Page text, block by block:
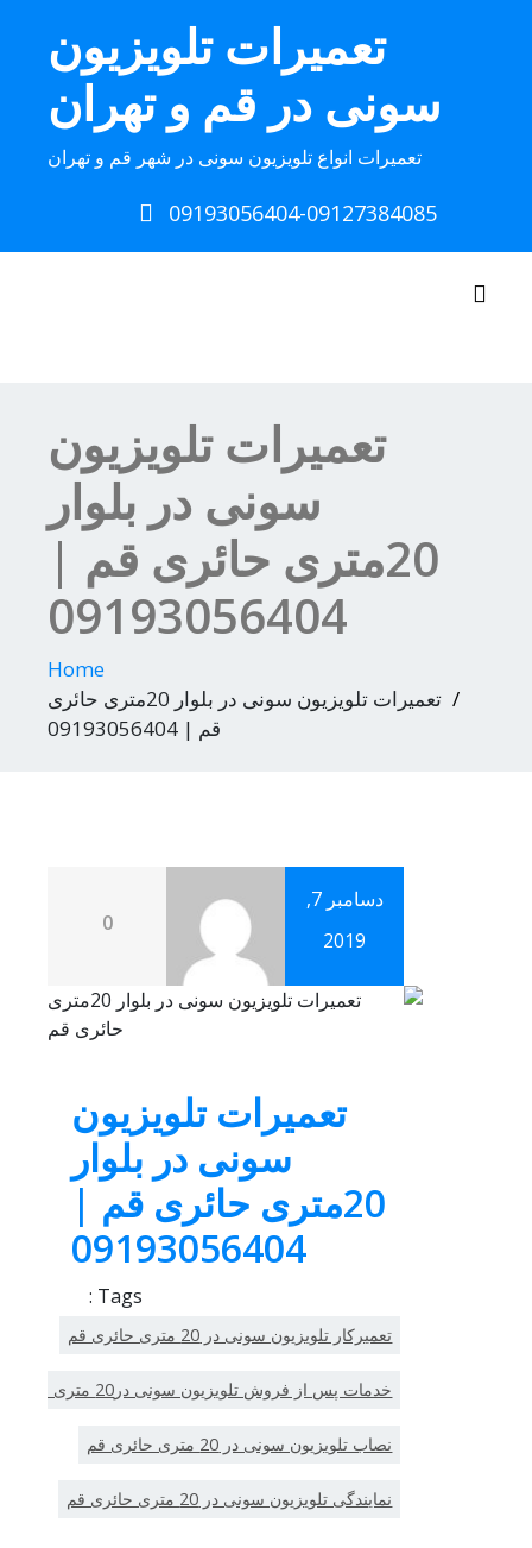
تعمیرات تلویزیون
سونی در قم و تهران
تعمیرات انواع تلویزیون سونی در شهر قم و تهران
09193056404-09127384085
Toggle navigation
تعمیرات تلویزیون
سونی در بلوار
20متری حائری قم |
09193056404
Home
تعمیرات تلویزیون سونی در بلوار 20متری حائری
قم | 09193056404
دسامبر 7,
2019
0
تعمیرات تلویزیون
سونی در بلوار
20متری حائری قم |
09193056404
Tags :
تعمیرکار تلویزیون سونی در 20 متری حائری قم
خدمات پس از فروش تلویزیون سونی در20 متری حائری قم
نصاب تلویزیون سونی در 20 متری حائری قم
نمایندگی تلویزیون سونی در 20 متری حائری قم